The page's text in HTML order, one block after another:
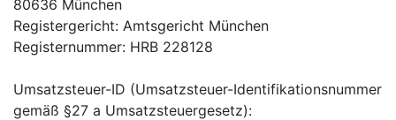
80636 München
Registergericht: Amtsgericht München
Registernummer: HRB 228128
Umsatzsteuer-ID (Umsatzsteuer-Identifikationsnummer
gemäß §27 a Umsatzsteuergesetz):